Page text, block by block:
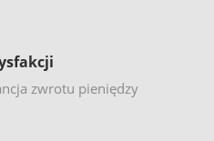
zwrotu pieniędzy